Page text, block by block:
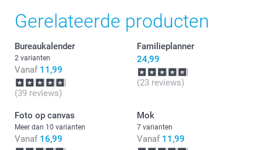
verjaardagskalender.
Gerelateerde producten
Bureaukalender
2 varianten
Vanaf 11,99
(39 reviews)
Familieplanner
24,99
(23 reviews)
Foto op canvas
Meer dan 10 varianten
Vanaf 16,99
Mok
7 varianten
Vanaf 11,99